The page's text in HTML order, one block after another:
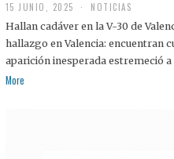
15 JUNIO, 2025 NOTICIAS
Hallan cadáver en la V-30 de
hallazgo en Valencia: encuentran
aparición inesperada estremeció
More